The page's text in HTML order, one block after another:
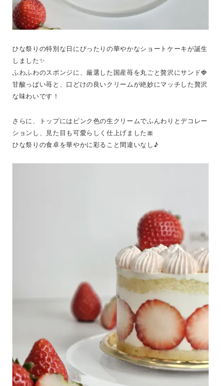
ひな祭りの特別な日にぴったりの華やかなショートケーキが誕生
しました✨
ふわふわのスポンジに、厳選した国産苺を丸ごと贅沢にサンド🍓
甘酸っぱい苺と、口どけの良いクリームが絶妙にマッチした贅沢
な味わいです！
さらに、トップにはピンク色の生クリームでふんわりとデコレー
ションし、見た目も可愛らしく仕上げました🎀
ひな祭りの食卓を華やかに彩ること間違いなし♪